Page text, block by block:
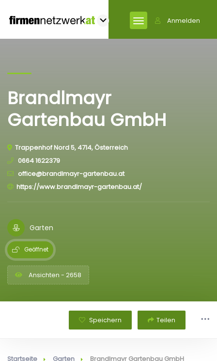
Anmelden
Brandlmayr
Gartenbau GmbH
Trappenhof Nord 5, 4714, Österreich
0664 1622379
office@brandlmayr-gartenbau.at
https://www.brandlmayr-gartenbau.at/
Garten
Geöffnet
Ansichten - 2658
Speichern Teilen
Startseite Garten Brandlmayr Gartenbau GmbH